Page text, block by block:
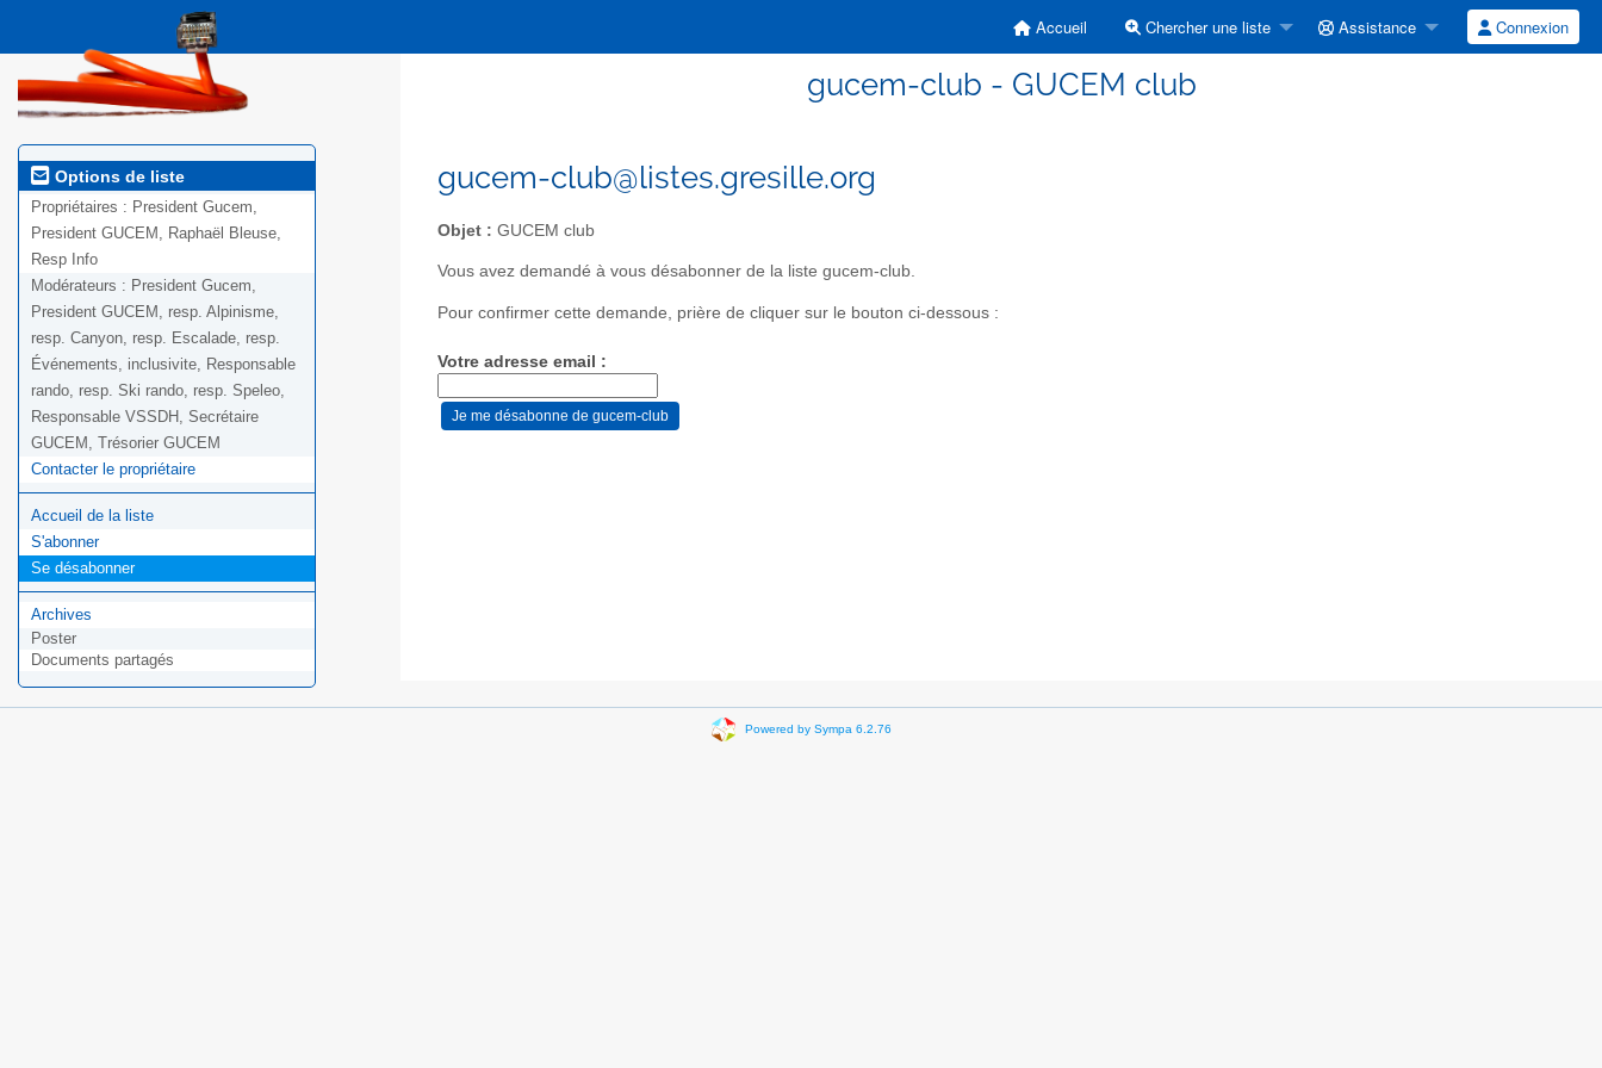
Accueil Chercher une liste Assistance Connexion
gucem-club - GUCEM club
Options de liste
Propriétaires : President Gucem,
President GUCEM, Raphaël Bleuse,
Resp Info
Modérateurs : President Gucem,
President GUCEM, resp. Alpinisme,
resp. Canyon, resp. Escalade, resp.
Événements, inclusivite, Responsable
rando, resp. Ski rando, resp. Speleo,
Responsable VSSDH, Secrétaire
GUCEM, Trésorier GUCEM
Contacter le propriétaire
Accueil de la liste
S'abonner
Se désabonner
Archives
Poster
Documents partagés
gucem-club@listes.gresille.org
Objet : GUCEM club
Vous avez demandé à vous désabonner de la liste gucem-club.
Pour confirmer cette demande, prière de cliquer sur le bouton ci-dessous :
Votre adresse email :
Powered by Sympa 6.2.76